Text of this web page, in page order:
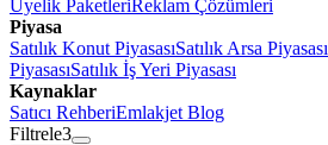
Üyelik PaketleriReklam Çözümleri
Piyasa
Satılık Konut PiyasasıSatılık Arsa Piyasası
PiyasasıSatılık İş Yeri Piyasası
Kaynaklar
Satıcı RehberiEmlakjet Blog
Filtrele3